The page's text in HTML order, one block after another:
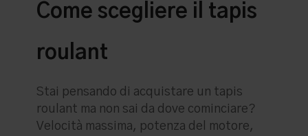
Come scegliere il tapis
roulant
Stai pensando di acquistare un tapis
roulant ma non sai da dove cominciare?
Velocità massima, potenza del motore,